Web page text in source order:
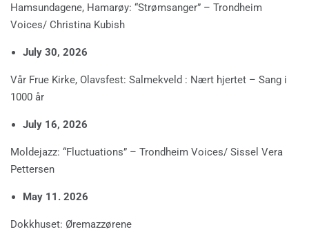
Hamsundagene, Hamarøy: “Strømsanger” – Trondheim
Voices/ Christina Kubish
July 30, 2026
Vår Frue Kirke, Olavsfest: Salmekveld : Nært hjertet – Sang i
1000 år
July 16, 2026
Moldejazz: “Fluctuations” – Trondheim Voices/ Sissel Vera
Pettersen
May 11. 2026
Dokkhuset: Øremazzørene